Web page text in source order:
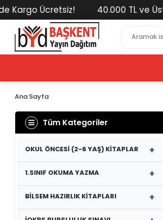
Ücretsiz! 40.000 TL ve Üstü
Ana Sayfa
Tüm Kategoriler
OKUL ÖNCESİ (2-6 YAŞ) KİTAPLAR +
1.SINIF OKUMA YAZMA +
BİLSEM HAZIRLIK KİTAPLARI +